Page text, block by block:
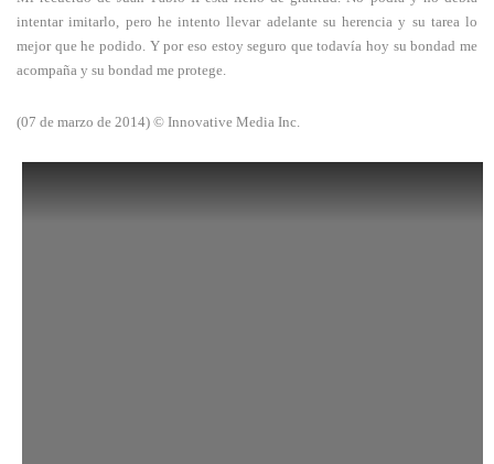
intentar imitarlo, pero he intento llevar adelante su herencia y su tarea lo
mejor que he podido. Y por eso estoy seguro que todavía hoy su bondad me
acompaña y su bondad me protege.
(07 de marzo de 2014) © Innovative Media Inc.